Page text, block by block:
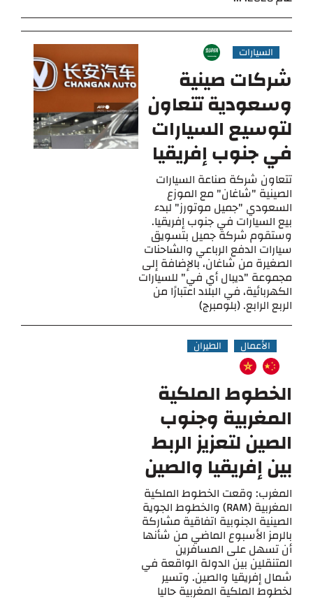
السيارات
شركات صينية
وسعودية تتعاون
لتوسيع السيارات
في جنوب إفريقيا
تتعاون شركة صناعة السيارات
الصينية "شاغان" مع الموزع
السعودي "جميل موتورز" لبدء
بيع السيارات في جنوب إفريقيا.
وستقوم شركة جميل بتسويق
سيارات الدفع الرباعي والشاحنات
الصغيرة من شاغان، بالإضافة إلى
مجموعة "ديبال أي في" للسيارات
الكهربائية، في البلاد اعتبارًا من
الربع الرابع. (بلومبرج)
الأعمال الطيران
الخطوط الملكية
المغربية وجنوب
الصين لتعزيز الربط
بين إفريقيا والصين
المغرب: وقعت الخطوط الملكية
المغربية (RAM) والخطوط الجوية
الصينية الجنوبية اتفاقية مشاركة
بالرمز الأسبوع الماضي من شأنها
أن تسهل على المسافرين
المتنقلين بين الدولة الواقعة في
شمال إفريقيا والصين. وتسير
لخطوط الملكية المغربية حاليا